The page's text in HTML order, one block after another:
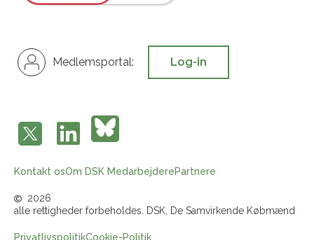
Medlemsportal: Log-in
Kontakt osOm DSK MedarbejderePartnere
2026
alle rettigheder forbeholdes. DSK, De Samvirkende Købmænd
PrivatlivspolitikCookie-Politik